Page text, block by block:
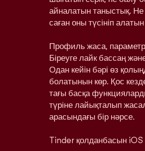
айналатын таныстық. Не
саған оны түсініп
Профиль жаса,
Біреуге лайк бассаң
Одан кейін бәрі өз
болатынын көр. Қос
тағы басқа
түріне лайықталып
арасындағы бір нәрсе.
Tinder қолданбасын iOS